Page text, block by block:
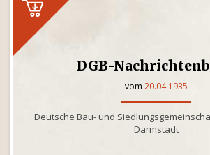
DGB-
vom 20.04.1935
Deutsche Bau- und
Darmstadt